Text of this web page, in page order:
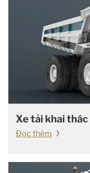
Xe tải khai thác
Đọc thêm